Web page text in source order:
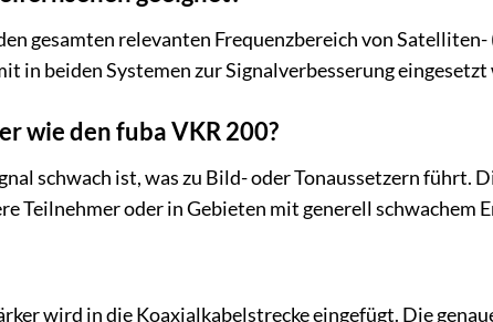
gesamten relevanten Frequenzbereich von Satelliten-
in beiden Systemen zur Signalverbesserung eingesetzt
wie den fuba VKR 200?
schwach ist, was zu Bild- oder Tonaussetzern führt.
Teilnehmer oder in Gebieten mit generell schwachem
wird in die Koaxialkabelstrecke eingefügt. Die